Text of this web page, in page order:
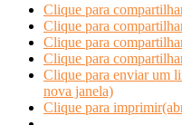
Clique para
Clique para
Clique para
Clique para
Clique para enviar um
nova janela)
Clique para